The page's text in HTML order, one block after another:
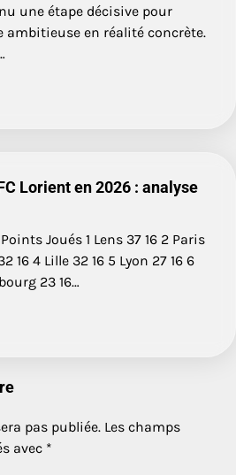
une étape décisive pour
ambitieuse en réalité concrète.
Lorient en 2026 : analyse
Joués 1 Lens 37 16 2 Paris
16 4 Lille 32 16 5 Lyon 27 16 6
23 16…
pas publiée. Les champs
avec *